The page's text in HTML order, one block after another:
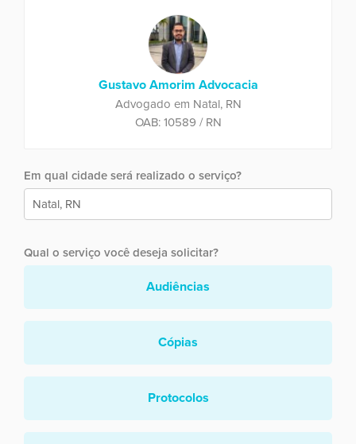
Gustavo Amorim Advocacia
Advogado em Natal, RN
OAB: 10589 / RN
Em qual cidade será realizado o serviço?
Qual o serviço você deseja solicitar?
Audiências
Cópias
Protocolos